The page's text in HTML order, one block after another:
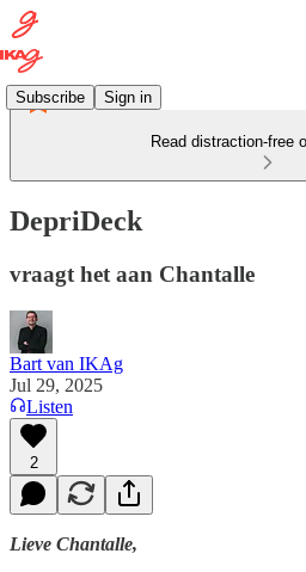
Subscribe Sign in
Read distraction-free
DepriDeck
vraagt het aan Chantalle
Bart van IKAg
Jul 29, 2025
Listen
2
Lieve Chantalle,